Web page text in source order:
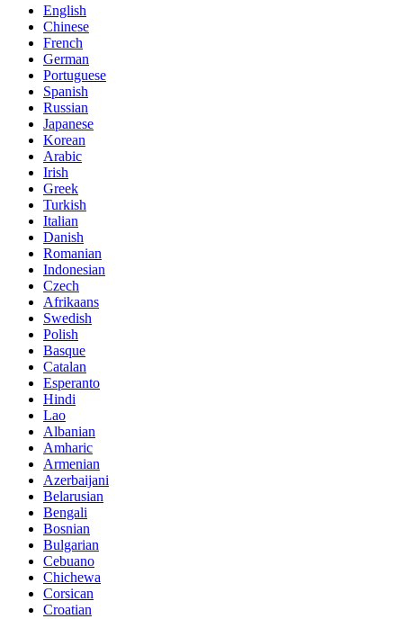
English
Chinese
French
German
Portuguese
Spanish
Russian
Japanese
Korean
Arabic
Irish
Greek
Turkish
Italian
Danish
Romanian
Indonesian
Czech
Afrikaans
Swedish
Polish
Basque
Catalan
Esperanto
Hindi
Lao
Albanian
Amharic
Armenian
Azerbaijani
Belarusian
Bengali
Bosnian
Bulgarian
Cebuano
Chichewa
Corsican
Croatian